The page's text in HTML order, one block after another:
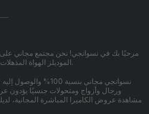
مرحبًا بك في نسوانجي! نحن مجتمع مجاني
الموديلز الهواة المذهلات لدينا وهن يؤدين مباشرةً عروض تفاعلية.
نسوانجي مجاني بنسبة
مشاهدة عروض الكاميرا المباشرة المجانية،